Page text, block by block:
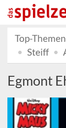
Top-
Steiff
Egmont